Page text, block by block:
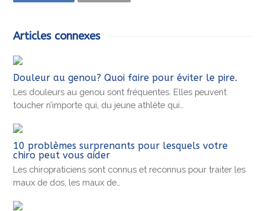
Articles connexes
Douleur au genou? Quoi faire pour éviter le pire.
Les douleurs au genou sont fréquentes. Elles peuvent
toucher n’importe qui, du jeune athlète qui…
10 problèmes surprenants pour lesquels votre
chiro peut vous aider
Les chiropraticiens sont connus et reconnus pour traiter les
maux de dos, les maux de…